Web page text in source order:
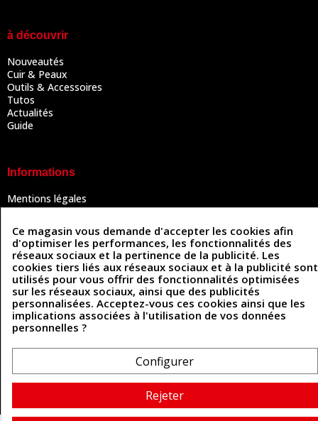
à découvrir
Nouveautés
Cuir & Peaux
Outils & Accessoires
Tutos
Actualités
Guide
Informations
Mentions légales
Conditions Générales de Vente
Politique des cookies
Contactez-nous
Coordonnées
493 Chemin de Catougnac
81300 Graulhet
contact@cuirenstock.com
Cuirenstock © 2026 - Une création Quatrys 💙
Ce magasin vous demande d'accepter les cookies afin
d'optimiser les performances, les fonctionnalités des
réseaux sociaux et la pertinence de la publicité. Les
cookies tiers liés aux réseaux sociaux et à la publicité sont
utilisés pour vous offrir des fonctionnalités optimisées
sur les réseaux sociaux, ainsi que des publicités
personnalisées. Acceptez-vous ces cookies ainsi que les
implications associées à l'utilisation de vos données
personnelles ?
Configurer
Rejeter